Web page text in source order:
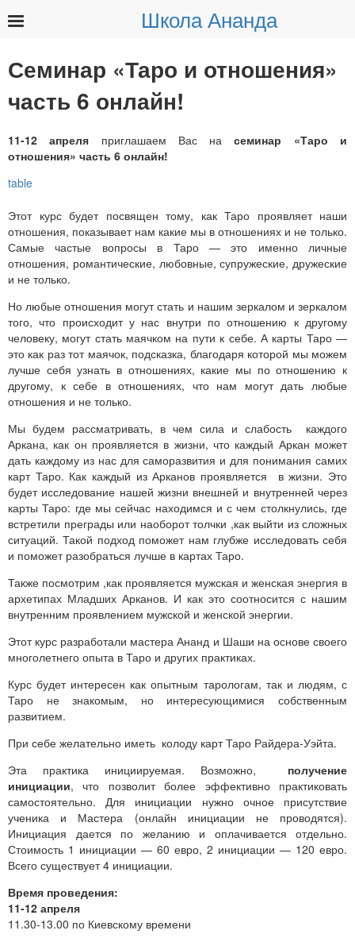
Школа Ананда
Семинар «Таро и отношения»
часть 6 онлайн!
11-12 апреля приглашаем Вас насеминар «Таро и
отношения» часть 6 онлайн!
Этот курс будет посвящен тому, как Таро проявляет наши
отношения, показывает нам какие мы в отношениях и не только.
Самые частые вопросы в Таро — это именно личные
отношения, романтические, любовные, супружеские, дружеские
и не только.
Но любые отношения могут стать и нашим зеркалом и зеркалом
того, что происходит у нас внутри по отношению к другому
человеку, могут стать маячком на пути к себе. А карты Таро —
это как раз тот маячок, подсказка, благодаря которой мы можем
лучше себя узнать в отношениях, какие мы по отношению к
другому, к себе в отношениях, что нам могут дать любые
отношения и не только.
Мы будем рассматривать, в чем сила и слабость каждого
Аркана, как он проявляется в жизни, что каждый Аркан может
дать каждому из нас для саморазвития и для понимания самих
карт Таро. Как каждый из Арканов проявляется в жизни. Это
будет исследование нашей жизни внешней и внутренней через
карты Таро: где мы сейчас находимся и с чем столкнулись, где
встретили преграды или наоборот толчки ,как выйти из сложных
ситуаций. Такой подход поможет нам глубже исследовать себя
и поможет разобраться лучше в картах Таро.
Также посмотрим ,как проявляется мужская и женская энергия в
архетипах Младших Арканов. И как это соотносится с нашим
внутренним проявлением мужской и женской энергии.
Этот курс разработали мастера Ананд и Шаши на основе своего
многолетнего опыта в Таро и других практиках.
Курс будет интересен как опытным тарологам, так и людям, с
Таро не знакомым, но интересующимися собственным
развитием.
При себе желательно иметь колоду карт Таро Райдера-Уэйта.
Эта практика инициируемая. Возможно, получение
инициации, что позволит более эффективно практиковать
самостоятельно. Для инициации нужно очное присутствие
ученика и Мастера (онлайн инициации не проводятся).
Инициация дается по желанию и оплачивается отдельно.
Стоимость 1 инициации — 60 евро, 2 инициации — 120 евро.
Всего существует 4 инициации.
Время проведения:
11-12 апреля
11.30-13.00 по Киевскому времени